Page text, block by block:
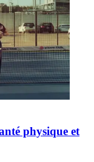
physique et